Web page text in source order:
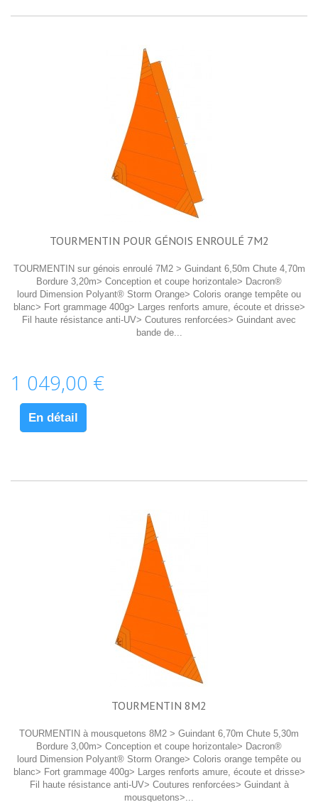
TOURMENTIN POUR GÉNOIS ENROULÉ 7M2
TOURMENTIN sur génois enroulé 7M2 > Guindant 6,50m Chute 4,70m
Bordure 3,20m> Conception et coupe horizontale> Dacron®
lourd Dimension Polyant® Storm Orange> Coloris orange tempête ou
blanc> Fort grammage 400g> Larges renforts amure, écoute et drisse>
Fil haute résistance anti-UV> Coutures renforcées> Guindant avec
bande de...
1 049,00 €
En détail
TOURMENTIN 8M2
TOURMENTIN à mousquetons 8M2 > Guindant 6,70m Chute 5,30m
Bordure 3,00m> Conception et coupe horizontale> Dacron®
lourd Dimension Polyant® Storm Orange> Coloris orange tempête ou
blanc> Fort grammage 400g> Larges renforts amure, écoute et drisse>
Fil haute résistance anti-UV> Coutures renforcées> Guindant à
mousquetons>...